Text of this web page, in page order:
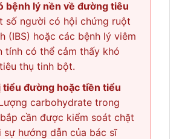
bệnh lý nền về đường tiêu
số người có hội chứng ruột
(IBS) hoặc các bệnh lý viêm
tính có thể cảm thấy khó
thụ tinh bột.
tiểu đường hoặc tiền tiểu
carbohydrate trong
cần được kiểm soát chặt
sự hướng dẫn của bác sĩ